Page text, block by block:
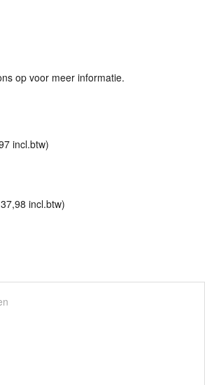
op voor meer informatie.
incl.btw)
37,98 incl.btw)